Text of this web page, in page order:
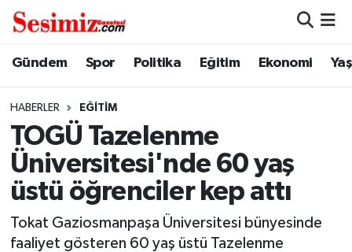
Gündem Spor Politika Eğitim Ekonomi
HABERLER EĞITIM
TOGÜ Tazelenme
Üniversitesi'nde 60 yaş
üstü öğrenciler kep attı
Tokat Gaziosmanpaşa Üniversitesi bünyesinde
faaliyet gösteren 60 yaş üstü Tazelenme
Dünya
Ekonomi
Genel
Gündem
Nöbetçi Eczaneler
Hava Durumu
Namaz Vakitleri
Trafik Durumu
Süper Lig Puan Durumu ve Fikstür